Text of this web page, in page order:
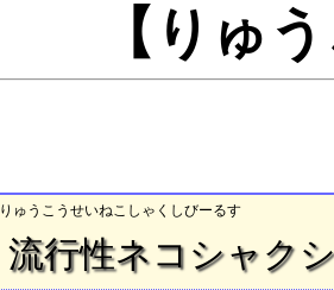
【りゅ
りゅうこうせいねこしゃくしびーるす
流行性ネコシャク